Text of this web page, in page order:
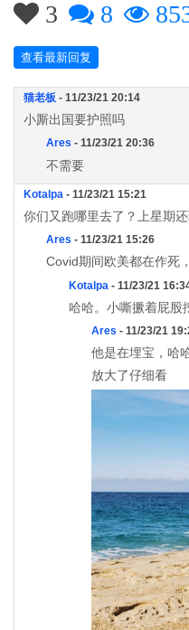
3 8
查看最新回复
猫老板 - 11/23/21 20:14
小厮出国要护照吗
Ares - 11/23/21 20:36
不需要
Kotalpa - 11/23/21 15:21
你们又跑哪里去了？上星期
Ares - 11/23/21 15:26
Covid期间欧美都在作死
Kotalpa - 11/23/21
哈哈。小嘶撅着屁股
Ares - 11/23/21
他是在埋宝，哈
放大了仔细看